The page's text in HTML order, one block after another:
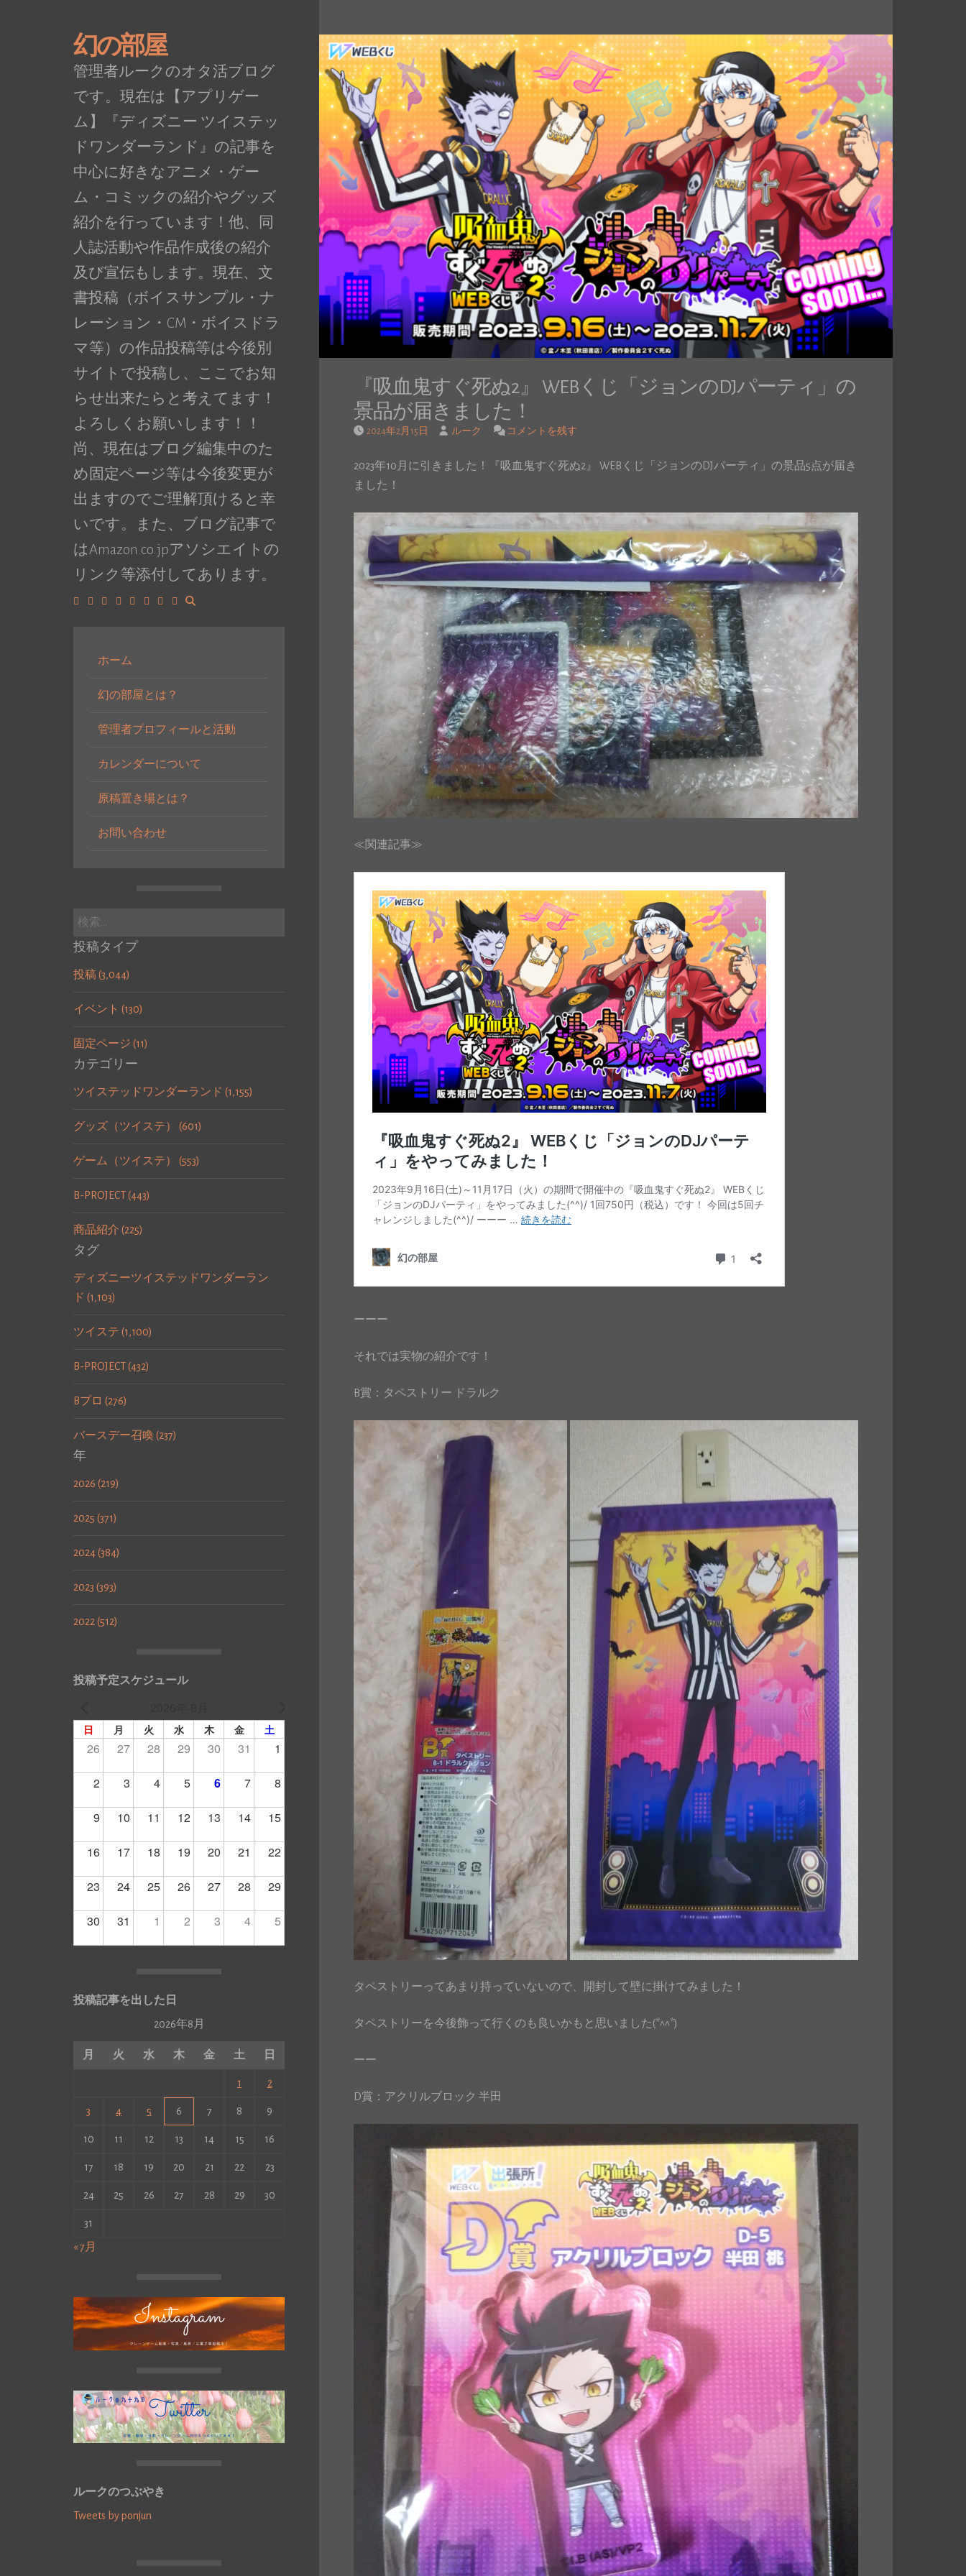
幻の部屋
管理者ルークのオタ活ブログ
です。現在は【アプリゲー
ム】『ディズニー ツイステッ
ドワンダーランド』の記事を
中心に好きなアニメ・ゲー
ム・コミックの紹介やグッズ
紹介を行っています！他、同
人誌活動や作品作成後の紹介
及び宣伝もします。現在、文
書投稿（ボイスサンプル・ナ
レーション・CM・ボイスドラ
マ等）の作品投稿等は今後別
サイトで投稿し、ここでお知
らせ出来たらと考えてます！
よろしくお願いします！！
尚、現在はブログ編集中のた
め固定ページ等は今後変更が
出ますのでご理解頂けると幸
いです。また、ブログ記事で
はAmazon.co.jpアソシエイトの
リンク等添付してあります。
ホーム
幻の部屋とは？
管理者プロフィールと活動
カレンダーについて
原稿置き場とは？
お問い合わせ
検
投稿タイプ
投稿 (3,044)
イベント (130)
固定ページ (11)
カテゴリー
ツイステッドワンダーランド (1,155)
グッズ（ツイステ） (601)
ゲーム（ツイステ） (553)
B-PROJECT (443)
商品紹介 (225)
タグ
ディズニーツイステッドワンダーラン
ド (1,103)
ツイステ (1,100)
B-PROJECT (432)
Bプロ (276)
バースデー召喚 (237)
年
2026 (219)
2025 (371)
2024 (384)
2023 (393)
2022 (512)
投稿予定スケジュール
日 月 火 水 木 金 土
26 27 28 29 30 31 1
2 3 4 5 6 7 8
9 10 11 12 13 14 15
16 17 18 19 20 21 22
23 24 25 26 27 28 29
30 31 1 2 3 4 5
投稿記事を出した日
2026年8月
月 火 水 木 金 土 日
1 2
3 4 5 6 7 8 9
10 11 12 13 14 15 16
17 18 19 20 21 22 23
24 25 26 27 28 29 30
31
« 7月
ルークのつぶやき
Tweets by ponjun
『吸血鬼すぐ死ぬ2』 WEBくじ「ジョンのDJパーティ」の
景品が届きました！
2024年2月15日 ルーク コメントを残す
2023年10月に引きました！『吸血鬼すぐ死ぬ2』 WEBくじ「ジョンのDJパーティ」の景品5点が届き
ました！
≪関連記事≫
ーーー
それでは実物の紹介です！
B賞：タペストリー ドラルク
タペストリーってあまり持っていないので、開封して壁に掛けてみました！
タペストリーを今後飾って行くのも良いかもと思いました(*^^*)
ーー
D賞：アクリルブロック 半田